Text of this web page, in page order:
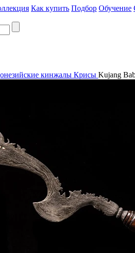
Как купить Подбор Обучение
кинжалы Крисы Kujang